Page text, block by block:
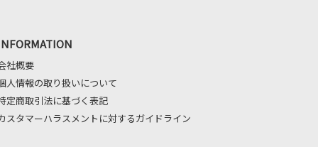
社概要
人情報の取り扱いについて
定商取引法に基づく表記
スタマーハラスメントに対するガイドライン